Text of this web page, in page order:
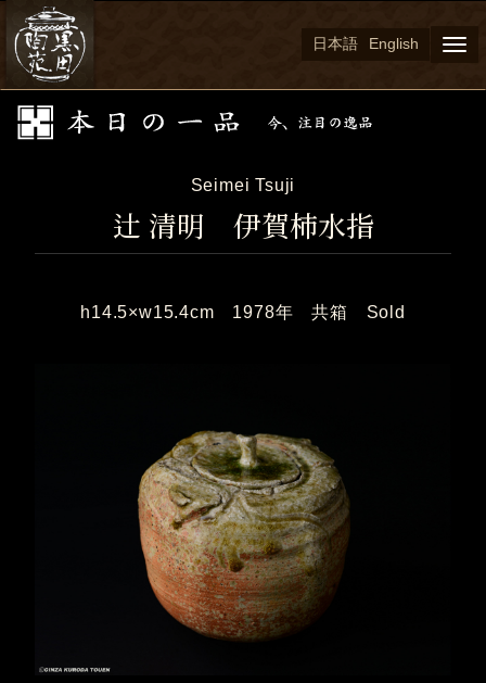
日本語 English
Seimei Tsuji
辻 清明 伊賀柿水指
h14.5×w15.4cm 1978年 共箱 Sold